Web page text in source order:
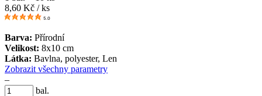
8,60 Kč / ks
5.0
Barva: Přírodní
Velikost: 8x10 cm
Látka: Bavlna, polyester, Len
Zobrazit všechny parametry
–
bal.